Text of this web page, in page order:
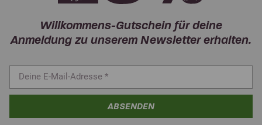
Willkommens-Gutschein für deine
Anmeldung zu unserem Newsletter erhalten.
ABSENDEN